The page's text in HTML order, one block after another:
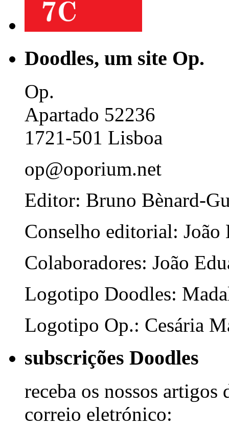
Doodles, um site Op.
Op.
Apartado 52236
1721-501 Lisboa
op@oporium.net
Editor: Bruno Bènard-
Conselho editorial: João
Colaboradores: João
Logotipo Doodles:
Logotipo Op.: Cesária
subscrições Doodles
receba os nossos artigos
correio eletrónico: